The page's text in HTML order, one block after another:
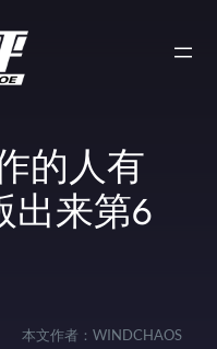
的人有
出来第6
本文作者： WINDCHAOS